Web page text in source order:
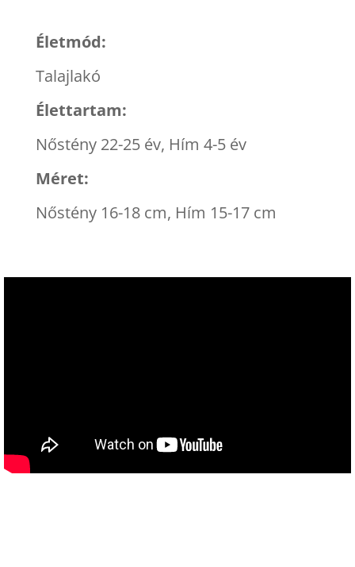
Életmód:
Talajlakó
Élettartam:
Nőstény 22-25 év, Hím 4-5 év
Méret:
Nőstény 16-18 cm, Hím 15-17 cm